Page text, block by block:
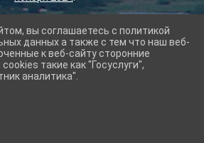
персональных данных
вы соглашаетесь с политикой
данных а также с тем что наш веб-
к веб-сайту сторонние
такие как "Госуслуги",
аналитика".